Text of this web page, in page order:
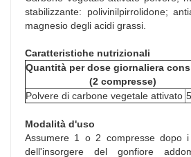
stabilizzante: polivinilpirrolidone;
magnesio degli acidi grassi.
Caratteristiche nutrizionali
Quantità per dose giornaliera
(2 compresse)
Polvere di carbone vegetale attivato
Modalità d'uso
Assumere 1 o 2 compresse dopo
dell'insorgere del gonfiore